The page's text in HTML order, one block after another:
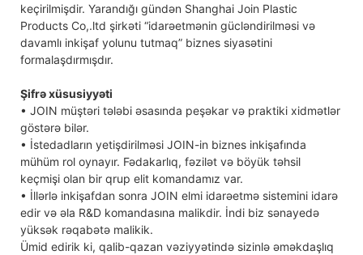
keçirilmişdir. Yarandığı gündən Shanghai Join Plastic
Products Co,.ltd şirkəti “idarəetmənin gücləndirilməsi və
davamlı inkişaf yolunu tutmaq” biznes siyasətini
formalaşdırmışdır.
Şifrə xüsusiyyəti
• JOIN müştəri tələbi əsasında peşəkar və praktiki xidmətlər
göstərə bilər.
• İstedadların yetişdirilməsi JOIN-in biznes inkişafında
mühüm rol oynayır. Fədakarlıq, fəzilət və böyük təhsil
keçmişi olan bir qrup elit komandamız var.
• İllərlə inkişafdan sonra JOIN elmi idarəetmə sistemini idarə
edir və əla R&D komandasına malikdir. İndi biz sənayedə
yüksək rəqabətə malikik.
Ümid edirik ki, qalib-qazan vəziyyətində sizinlə əməkdaşlıq